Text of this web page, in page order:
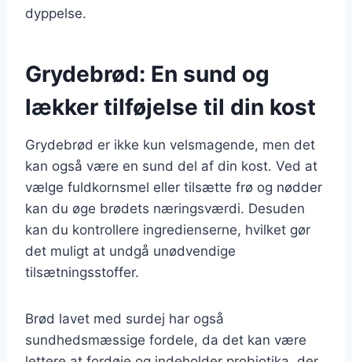
dyppelse.
Grydebrød: En sund og
lækker tilføjelse til din kost
Grydebrød er ikke kun velsmagende, men det
kan også være en sund del af din kost. Ved at
vælge fuldkornsmel eller tilsætte frø og nødder
kan du øge brødets næringsværdi. Desuden
kan du kontrollere ingredienserne, hvilket gør
det muligt at undgå unødvendige
tilsætningsstoffer.
Brød lavet med surdej har også
sundhedsmæssige fordele, da det kan være